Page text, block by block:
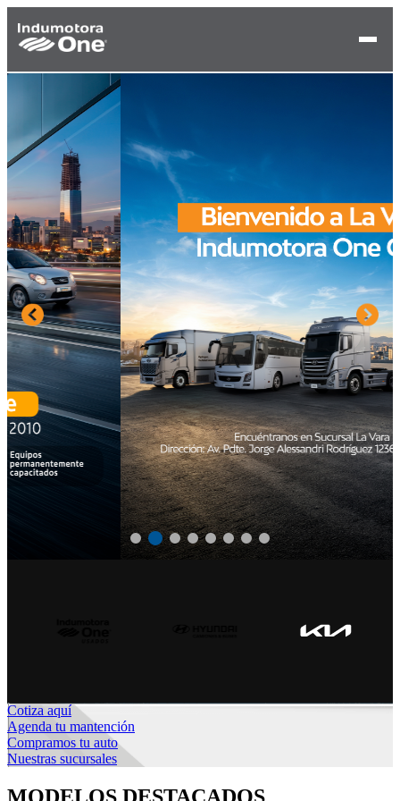
Cotiza aquí
Agenda tu mantención
Compramos tu auto
Nuestras sucursales
MODELOS DESTACADOS